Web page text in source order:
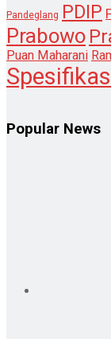
Pandeglang PDIP
Prabowo
Puan Maharani
Popular News